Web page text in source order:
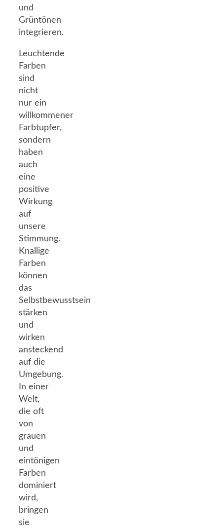
und
Grüntönen
integrieren.
Leuchtende
Farben
sind
nicht
nur ein
willkommener
Farbtupfer,
sondern
haben
auch
eine
positive
Wirkung
auf
unsere
Stimmung.
Knallige
Farben
können
das
Selbstbewusstsein
stärken
und
wirken
ansteckend
auf die
Umgebung.
In einer
Welt,
die oft
von
grauen
und
eintönigen
Farben
dominiert
wird,
bringen
sie